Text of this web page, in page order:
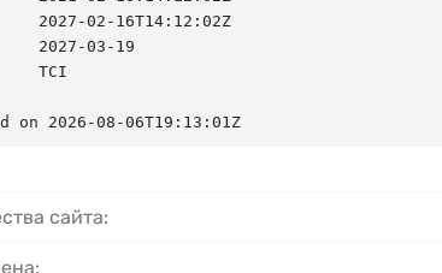
02-16T14:12:02Z
2027-03-19
TCI
on 2026-08-06T19:13:01Z
сайта: